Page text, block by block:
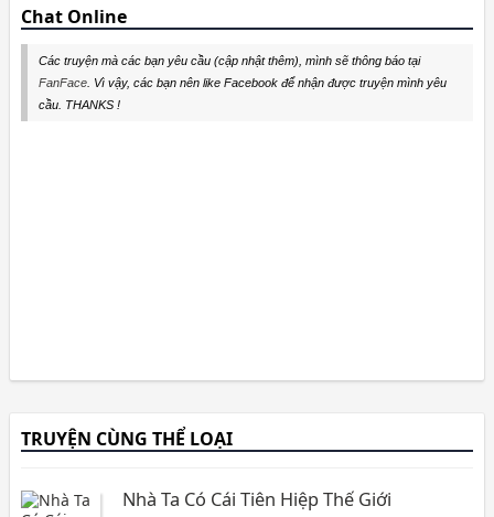
Chat Online
Các truyện mà các bạn yêu cầu (cập nhật thêm), mình sẽ thông báo tại
FanFace. Vì vậy, các bạn nên like Facebook để nhận được truyện mình yêu
cầu. THANKS !
TRUYỆN CÙNG THỂ LOẠI
Nhà Ta Có Cái Tiên Hiệp Thế Giới